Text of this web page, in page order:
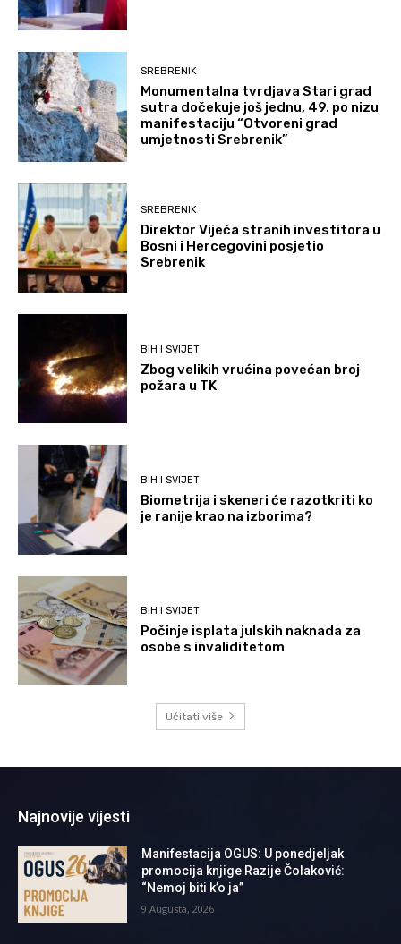
SREBRENIK
Monumentalna tvrdjava Stari grad
sutra dočekuje još jednu, 49. po nizu
manifestaciju “Otvoreni grad
umjetnosti Srebrenik”
SREBRENIK
Direktor Vijeća stranih investitora u
Bosni i Hercegovini posjetio
Srebrenik
BIH I SVIJET
Zbog velikih vrućina povećan broj
požara u TK
BIH I SVIJET
Biometrija i skeneri će razotkriti ko
je ranije krao na izborima?
BIH I SVIJET
Počinje isplata julskih naknada za
osobe s invaliditetom
Učitati više
Najnovije vijesti
Manifestacija OGUS: U ponedjeljak
promocija knjige Razije Čolaković:
“Nemoj biti k’o ja”
9 Augusta, 2026